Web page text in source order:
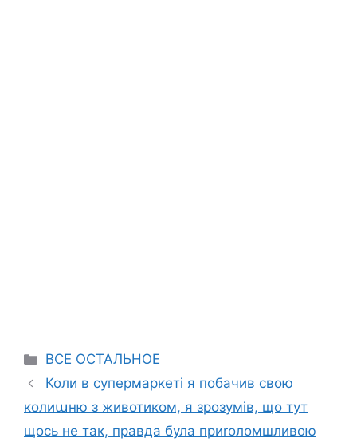
Categories
ВСЕ ОСТАЛЬНОЕ
Коли в супермаркеті я побачив свою
колиաню з животиком, я зрозумів, що тут
щось не так, правда була приrоломшливою